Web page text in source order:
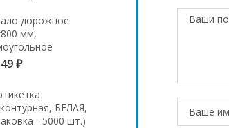
дорожное
мм,
₽
БЕЛАЯ,
- 5000 шт.)